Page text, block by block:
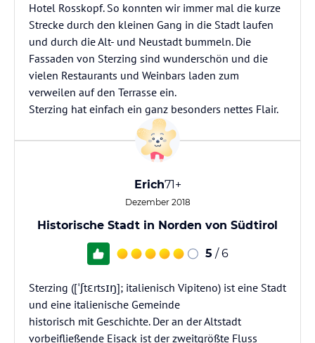
Hotel Rosskopf. So konnten wir immer mal die kurze
Strecke durch den kleinen Gang in die Stadt laufen
und durch die Alt- und Neustadt bummeln. Die
Fassaden von Sterzing sind wunderschön und die
vielen Restaurants und Weinbars laden zum
verweilen auf den Terrasse ein.
Sterzing hat einfach ein ganz besonders nettes Flair.
Erich71+
Dezember 2018
Historische Stadt in Norden von Südtirol
5 / 6
Sterzing ([ˈʃtɛrtsɪŋ]; italienisch Vipiteno) ist eine Stadt
und eine italienische Gemeinde
historisch mit Geschichte. Der an der Altstadt
vorbeifließende Eisack ist der zweitgrößte Fluss